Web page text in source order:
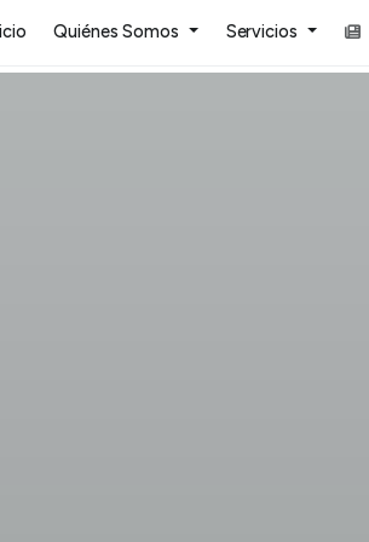
Quiénes Somos Servicios